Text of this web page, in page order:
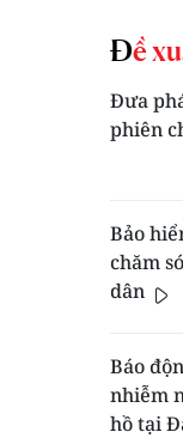
Đề
Đưa
phiên
Bảo
chăm
dân
Báo
nhiễm
hồ tại